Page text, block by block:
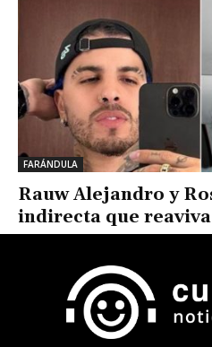
FARÁNDULA
Rauw Alejandro y
indirecta que